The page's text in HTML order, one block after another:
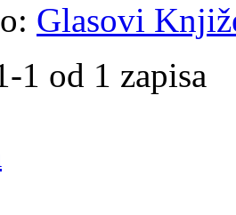
Glasovi
1 od 1 zapisa